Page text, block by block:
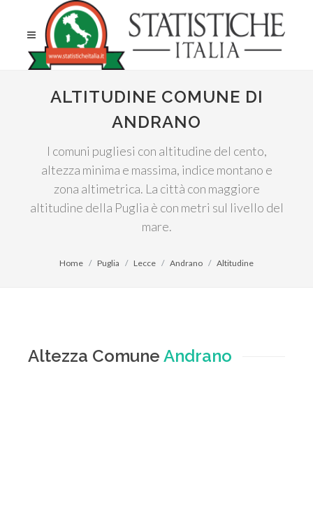
ALTITUDINE COMUNE DI
ANDRANO
I comuni pugliesi con altitudine del cento,
altezza minima e massima, indice montano e
zona altimetrica. La città con maggiore
altitudine della Puglia è con metri sul livello del
mare.
Home Puglia Lecce Andrano Altitudine
Altezza Comune Andrano